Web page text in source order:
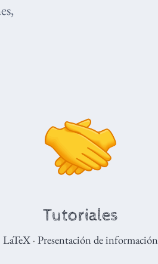
Tutoriales
LaTeX · Presentación de información